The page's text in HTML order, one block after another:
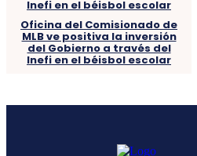
Oficina del Comisionado de
MLB ve positiva la inversión
del Gobierno a través del
Inefi en el béisbol escolar